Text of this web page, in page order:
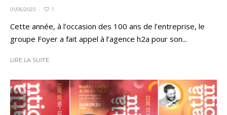
01/05/2023 · 1
Cette année, à l’occasion des 100 ans de l’entreprise, le
groupe Foyer a fait appel à l’agence h2a pour son...
LIRE LA SUITE